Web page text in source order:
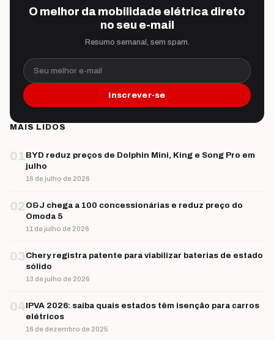
O melhor da mobilidade elétrica direto
no seu e-mail
Resumo semanal, sem spam.
Seu melhor e-mail
Inscrever-se
MAIS LIDOS
01BYD reduz preços de Dolphin Mini, King e Song Pro em
julho
16 de julho de 2026
02 O&J chega a 100 concessionárias e reduz preço do
Omoda 5
11 de julho de 2026
03Chery registra patente para viabilizar baterias de estado
sólido
13 de julho de 2026
04IPVA 2026: saiba quais estados têm isenção para carros
elétricos
16 de dezembro de 2025